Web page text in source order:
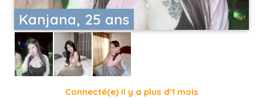
Kanjana, 25 ans
Connecté(e) il y a plus d'1 mois